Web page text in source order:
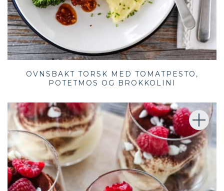
OVNSBAKT TORSK MED TOMATPESTO,
POTETMOS OG BROKKOLINI